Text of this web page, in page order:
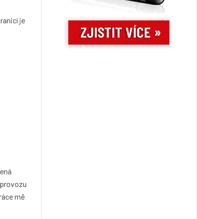
je
mě